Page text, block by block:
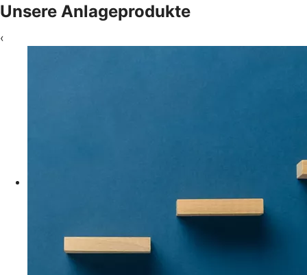
Unsere Anlageprodukte
‹